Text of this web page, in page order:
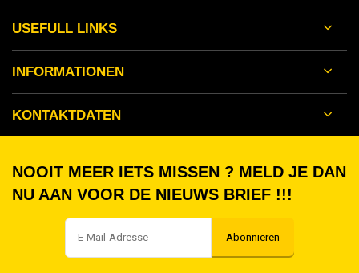
USEFULL LINKS
INFORMATIONEN
KONTAKTDATEN
NOOIT MEER IETS MISSEN ? MELD JE DAN
NU AAN VOOR DE NIEUWS BRIEF !!!
Abonnieren